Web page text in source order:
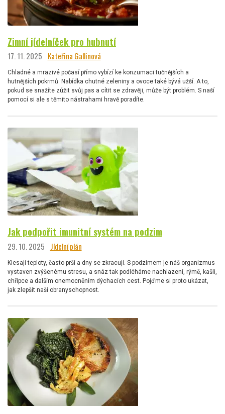
Zimní jídelníček pro hubnutí
17. 11. 2025 Kateřina Gallinová
Chladné a mrazivé počasí přímo vybízí ke konzumaci tučnějších a
hutnějších pokrmů. Nabídka chutné zeleniny a ovoce také bývá užší. A to,
pokud se snažíte zúžit svůj pas a cítit se zdravěji, může být problém. S naší
pomocí si ale s těmito nástrahami hravě poradíte.
Jak podpořit imunitní systém na podzim
29. 10. 2025 Jídelní plán
Klesají teploty, často prší a dny se zkracují. S podzimem je náš organizmus
vystaven zvýšenému stresu, a snáz tak podléháme nachlazení, rýmě, kašli,
chřipce a dalším onemocněním dýchacích cest. Pojďme si proto ukázat,
jak zlepšit naši obranyschopnost.